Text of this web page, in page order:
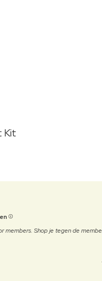
Kit
members. Shop je tegen de